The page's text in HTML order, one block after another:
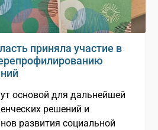
приняла участие в
основой для дальнейшей
решений и
развития социальной